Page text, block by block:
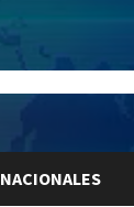
NACIONALES